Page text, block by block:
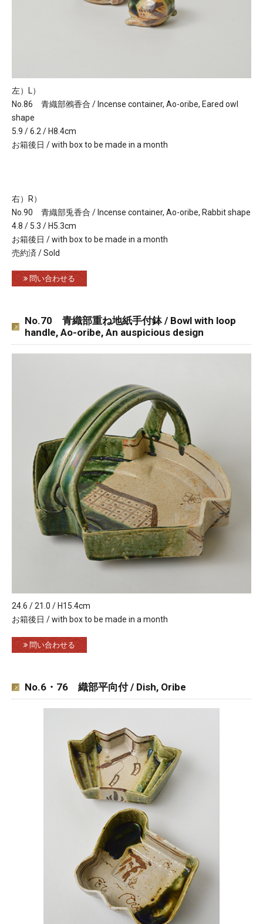
左）L）
No.86 青織部鵂香合 / Incense container, Ao-oribe, Eared owl
shape
5.9 / 6.2 / H8.4cm
お箱後日 / with box to be made in a month
右）R）
No.90 青織部兎香合 / Incense container, Ao-oribe, Rabbit shape
4.8 / 5.3 / H5.3cm
お箱後日 / with box to be made in a month
売約済 / Sold
問い合わせる
No.70 青織部重ね地紙手付鉢 / Bowl with loop
handle, Ao-oribe, An auspicious design
24.6 / 21.0 / H15.4cm
お箱後日 / with box to be made in a month
問い合わせる
No.6・76 織部平向付 / Dish, Oribe